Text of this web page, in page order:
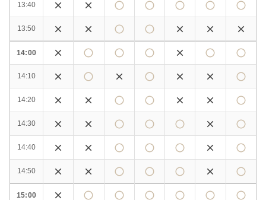
13:40
13:50
14:00
14:10
14:20
14:30
14:40
14:50
15:00